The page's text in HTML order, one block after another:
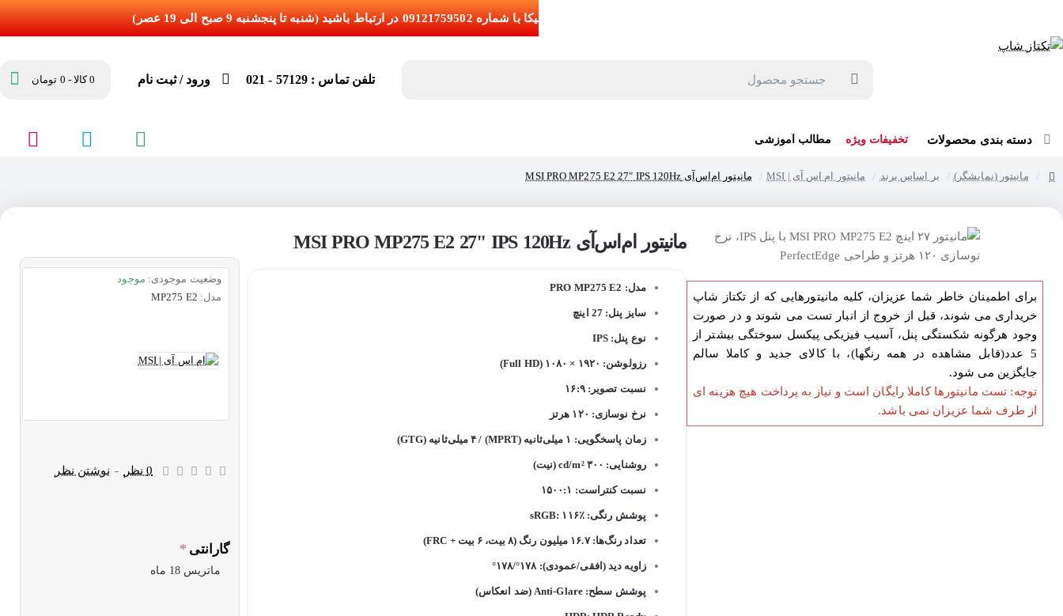
تلفن تماس : 57129 - 021 ورود / ثبت نام 0 کالا - 0 تومان
دسته بندی محصولات تخفیفات ویژه مطالب آموزشی
مانیتور (نمایشگر) بر اساس برند مانیتور ام اس آی | MSI مانیتور ام‌اس‌آی MSI PRO MP275 E2 27" IPS 120Hz
جدید
برای اطمینان خاطر شما عزیزان، کلیه مانیتورهایی که از تکتاز شاپ
خریداری می شوند، قبل از خروج از انبار تست می شوند و در صورت
وجود هرگونه شکستگی پنل، آسیب فیزیکی پیکسل سوختگی بیشتر از
5 عدد(قابل مشاهده در همه رنگها)، با کالای جدید و کاملا سالم
جایگزین می شود.
توجه: تست مانیتورها کاملا رایگان است و نیاز به پرداخت هیچ هزینه ای
از طرف شما عزیزان نمی باشد.
مانیتور ام‌اس‌آی MSI PRO MP275 E2 27" IPS 120Hz
مدل: PRO MP275 E2
سایز پنل: 27 اینچ
نوع پنل: IPS
رزولوشن: ۱۹۲۰ × ۱۰۸۰ (Full HD)
نسبت تصویر: ۱۶:۹
نرخ نوسازی: ۱۲۰ هرتز
زمان پاسخگویی: ۱ میلی‌ثانیه (MPRT) / ۴ میلی‌ثانیه (GTG)
روشنایی: ۳۰۰ cd/m² (نیت)
نسبت کنتراست: ۱۵۰۰:۱
پوشش رنگی: sRGB: ۱۱۶٪
تعداد رنگ‌ها: ۱۶.۷ میلیون رنگ (۸ بیت، ۶ بیت + FRC)
زاویه دید (افقی/عمودی): ۱۷۸°/۱۷۸°
پوشش سطح: Anti-Glare (ضد انعکاس)
وضعیت موجودی: موجود
مدل: MP275 E2
0 نظر - نوشتن نظر
گارانتی
ماتریس 18 ماه